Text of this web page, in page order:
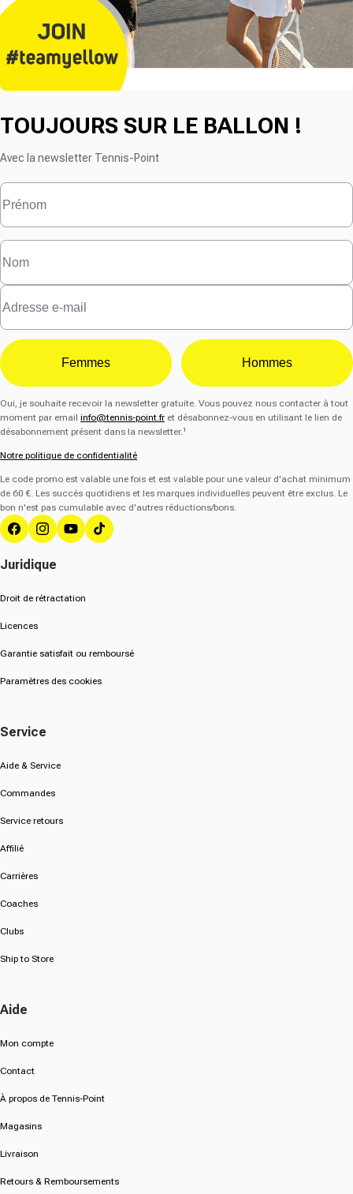
TOUJOURS SUR LE BALLON !
Avec la newsletter Tennis-Point
Femmes Hommes
Oui, je souhaite recevoir la newsletter gratuite. Vous pouvez nous contacter à tout
moment par email info@tennis-point.fr et désabonnez-vous en utilisant le lien de
désabonnement présent dans la newsletter.¹
Notre politique de confidentialité
Le code promo est valable une fois et est valable pour une valeur d'achat minimum
de 60 €. Les succès quotidiens et les marques individuelles peuvent être exclus. Le
bon n'est pas cumulable avec d'autres réductions/bons.
FacebookInstagram
YouTubeTik Tok
Juridique
Droit de rétractation
Licences
Garantie satisfait ou remboursé
Paramètres des cookies
Service
Aide & Service
Commandes
Service retours
Affilié
Carrières
Coaches
Clubs
Ship to Store
Aide
Mon compte
Contact
À propos de Tennis-Point
Magasins
Livraison
Retours & Remboursements